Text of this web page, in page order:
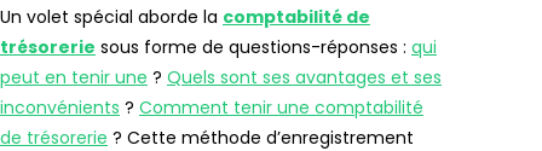
Un volet spécial aborde la comptabilité de
trésorerie sous forme de questions-réponses : qui
peut en tenir une ? Quels sont ses avantages et ses
inconvénients ? Comment tenir une comptabilité
de trésorerie ? Cette méthode d’enregistrement